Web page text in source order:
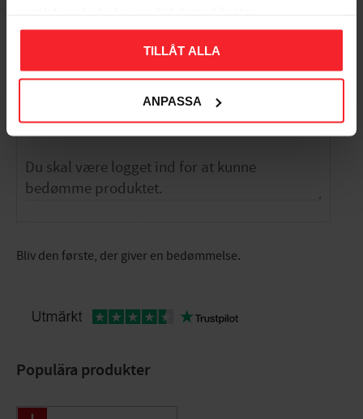
TILLÅT ALLA
ANPASSA
Bedømmelser
Bliv den første, der giver en bedømmelse.
Populära produkter